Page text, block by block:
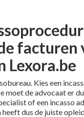
facturen
Lexora.be
Kies een
moet de advocaat er
of een incasso
dus de juiste